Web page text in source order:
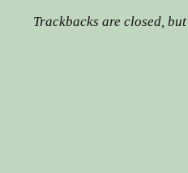
Trackbacks are closed,